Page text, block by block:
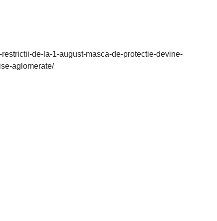
de-la-1-august-masca-de-protectie-devine-
aglomerate/